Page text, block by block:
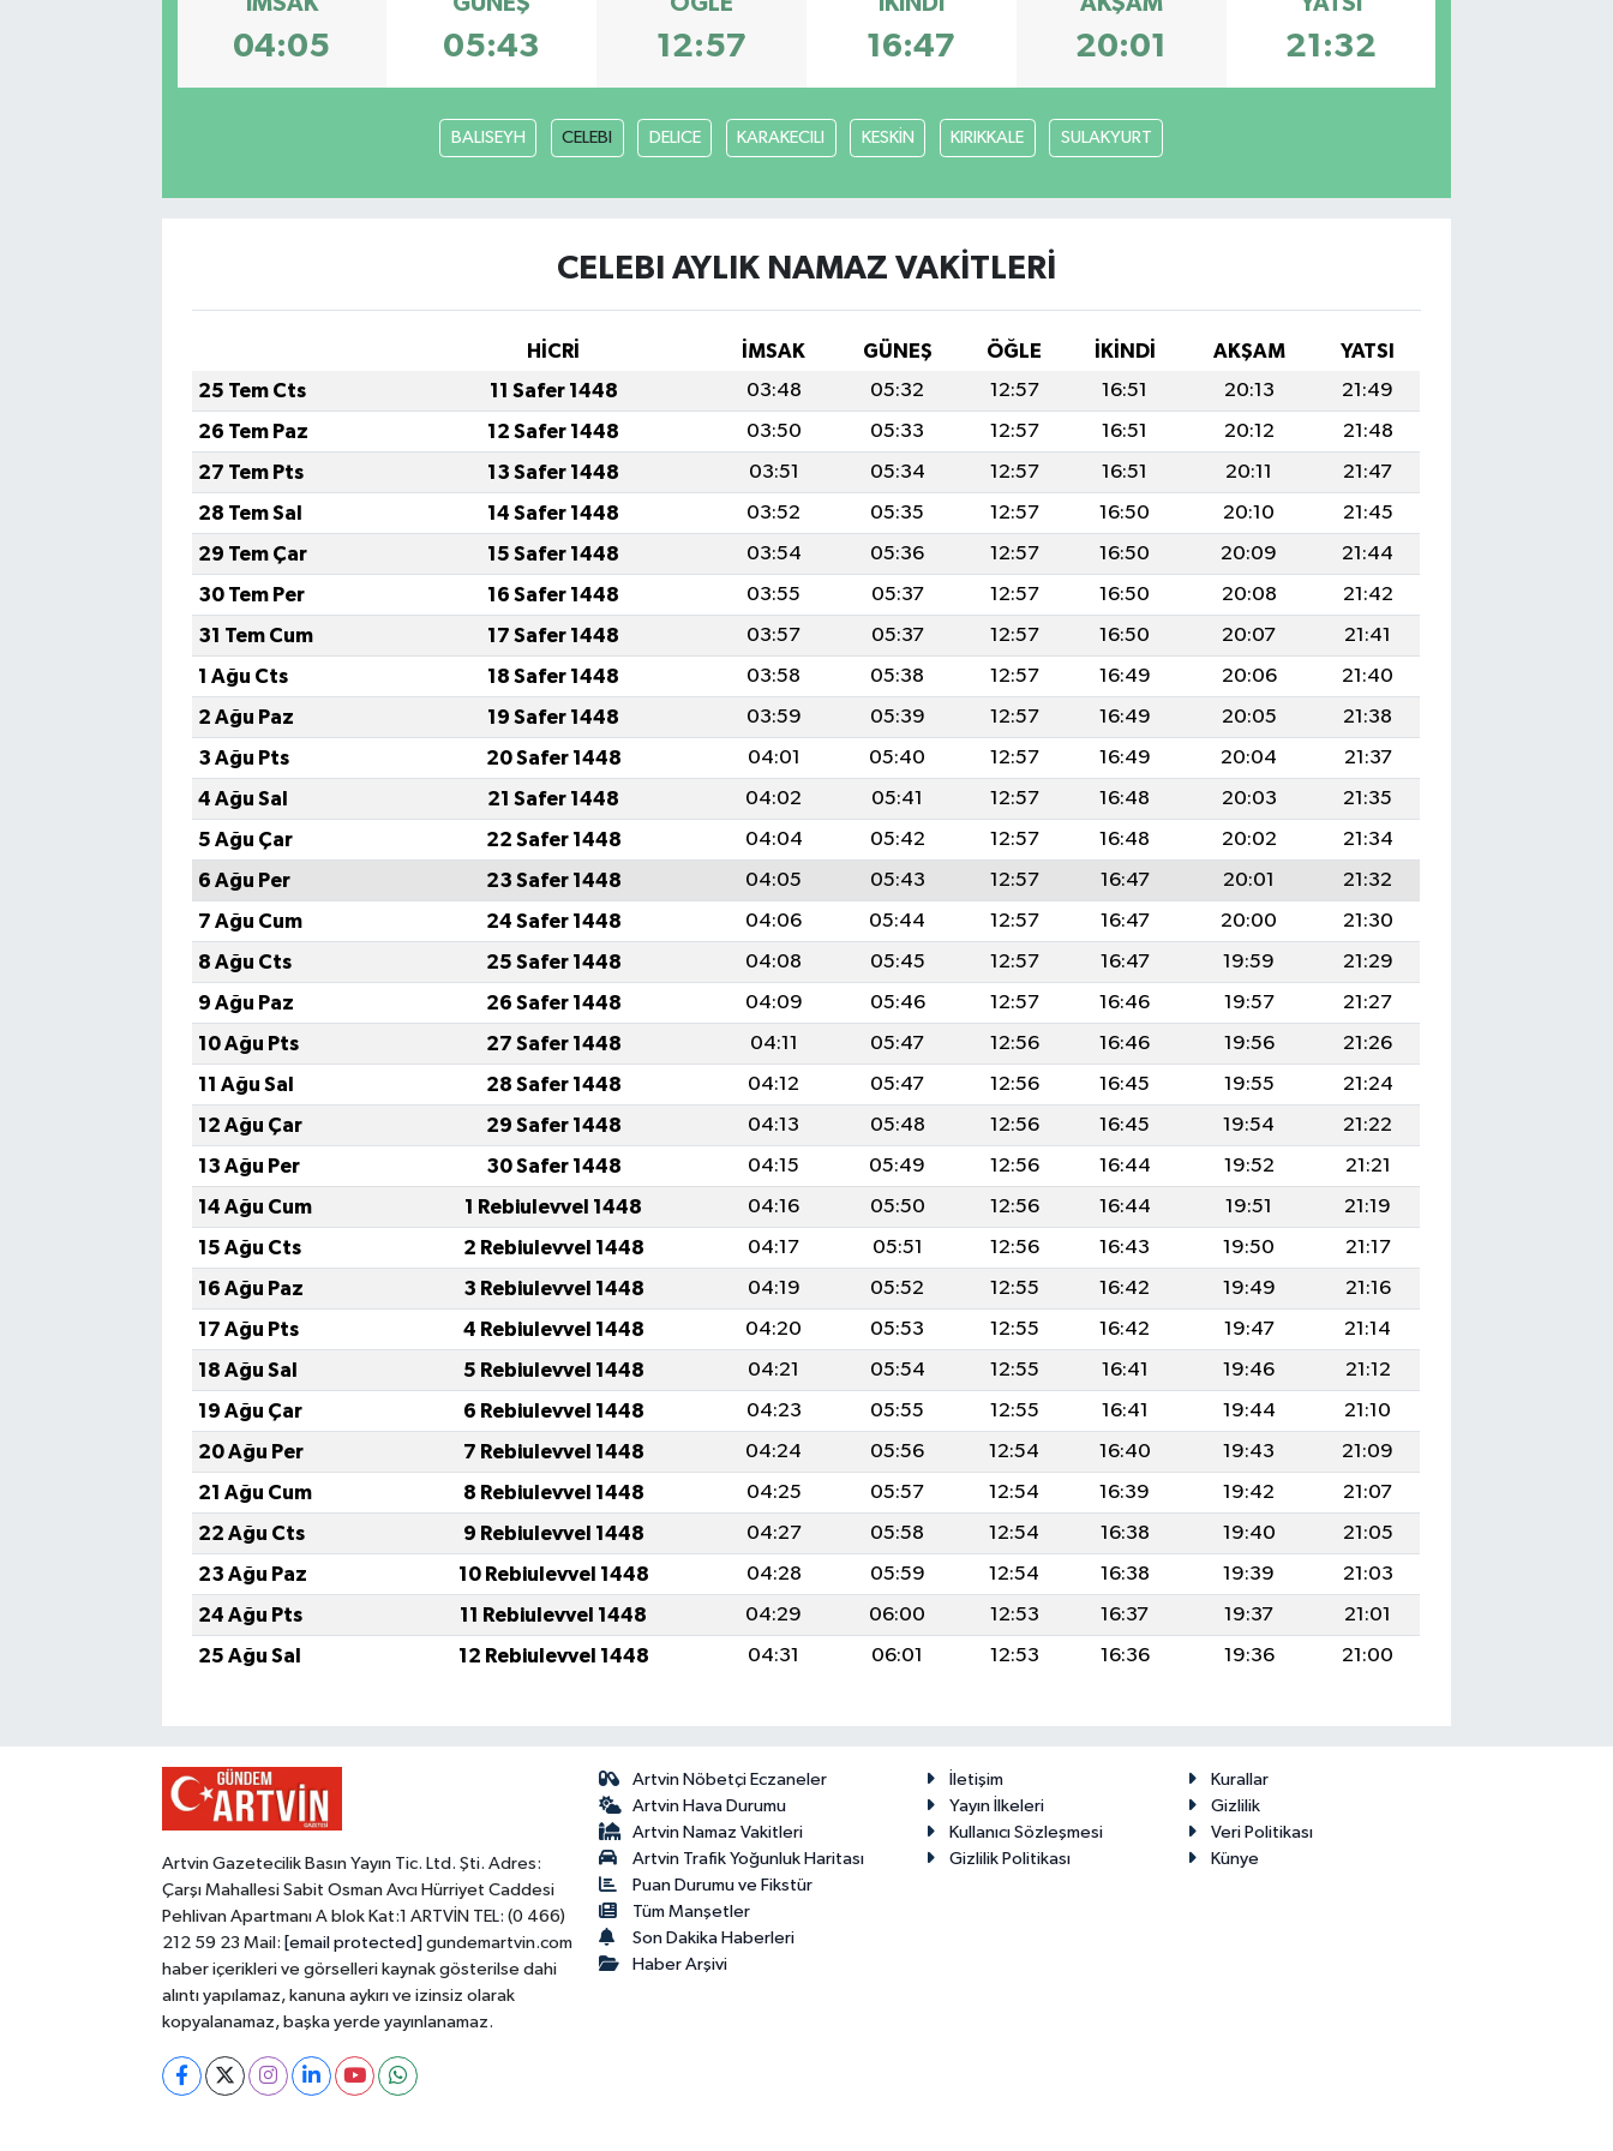
04:05 05:43 12:57 16:47 20:01 21:32
BALISEYH CELEBI DELICE KARAKECILI KESKİN KIRIKKALE SULAKYURT
CELEBI AYLIK NAMAZ VAKITLERI
HİCRİ İMSAK GÜNEŞ ÖĞLE İKINDI AKŞAM
YATSI
25 Tem Cts
11 Safer 1448 03:48 05:32 12:57 16:51 20:13
21:49
26 Tem Paz
12 Safer 1448 03:50 05:33 12:57 16:51 20:12
21:48
27 Tem Pts
13 Safer 1448 03:51 05:34 12:57 16:51 20:11
21:47
28 Tem Sal
14 Safer 1448 03:52 05:35 12:57 16:50 20:10
21:45
29 Tem Çar
15 Safer 1448 03:54 05:36 12:57 16:50 20:09
21:44
30 Tem Per
16 Safer 1448 03:55 05:37 12:57 16:50 20:08
21:42
31 Tem Cum
17 Safer 1448 03:57 05:37 12:57 16:50 20:07
21:41
1 Ağu Cts
18 Safer 1448 03:58 05:38 12:57 16:49 20:06
21:40
2 Ağu Paz
19 Safer 1448 03:59 05:39 12:57 16:49 20:05
21:38
3 Ağu Pts
20 Safer 1448 04:01 05:40 12:57 16:49 20:04
21:37
4 Ağu Sal
21 Safer 1448 04:02 05:41 12:57 16:48 20:03
21:35
5 Ağu Çar
22 Safer 1448 04:04 05:42 12:57 16:48 20:02
21:34
6 Ağu Per
23 Safer 1448 04:05 05:43 12:57 16:47 20:01
21:32
7 Ağu Cum
24 Safer 1448 04:06 05:44 12:57 16:47 20:00
21:30
8 Ağu Cts
25 Safer 1448 04:08 05:45 12:57 16:47 19:59
21:29
9 Ağu Paz
26 Safer 1448 04:09 05:46 12:57 16:46 19:57
21:27
10 Ağu Pts
27 Safer 1448 04:11 05:47 12:56 16:46 19:56
21:26
11 Ağu Sal
28 Safer 1448 04:12 05:47 12:56 16:45 19:55
21:24
12 Ağu Çar
29 Safer 1448 04:13 05:48 12:56 16:45 19:54
21:22
13 Ağu Per
30 Safer 1448 04:15 05:49 12:56 16:44 19:52
21:21
14 Ağu Cum
1 Rebiulevvel 1448 04:16 05:50 12:56 16:44 19:51
21:19
15 Ağu Cts
2 Rebiulevvel 1448 04:17 05:51 12:56 16:43 19:50
21:17
16 Ağu Paz
3 Rebiulevvel 1448 04:19 05:52 12:55 16:42 19:49
21:16
17 Ağu Pts
4 Rebiulevvel 1448 04:20 05:53 12:55 16:42 19:47
21:14
18 Ağu Sal
5 Rebiulevvel 1448 04:21 05:54 12:55 16:41 19:46
21:12
19 Ağu Çar
6 Rebiulevvel 1448 04:23 05:55 12:55 16:41 19:44
21:10
20 Ağu Per
7 Rebiulevvel 1448 04:24 05:56 12:54 16:40 19:43
21:09
21 Ağu Cum
8 Rebiulevvel 1448 04:25 05:57 12:54 16:39 19:42
21:07
22 Ağu Cts
9 Rebiulevvel 1448 04:27 05:58 12:54 16:38 19:40
21:05
23 Ağu Paz
10 Rebiulevvel 1448 04:28 05:59 12:54 16:38 19:39
21:03
24 Ağu Pts
11 Rebiulevvel 1448 04:29 06:00 12:53 16:37 19:37
21:01
25 Ağu Sal
12 Rebiulevvel 1448 04:31 06:01 12:53 16:36 19:36 21:00
Artvin Gazetecilik Basın Yayın Tic. Ltd. Şti. Adres:
Çarşı Mahallesi Sabit Osman Avcı Hürriyet Caddesi
Pehlivan Apartmanı A blok Kat:1 ARTVİN TEL: (0 466)
212 59 23 Mail: [email protected] gundemartvin.com
haber içerikleri ve görselleri kaynak gösterilse dahi
alıntı yapılamaz, kanuna aykırı ve izinsiz olarak
kopyalanamaz, başka yerde yayınlanamaz.
Artvin Nöbetçi Eczaneler
Artvin Hava Durumu
Artvin Namaz Vakitleri
Artvin Trafik Yoğunluk Haritası
Puan Durumu ve Fikstür
Tüm Manşetler
Son Dakika Haberleri
Haber Arşivi
İletişim
Kurallar
Yayın İlkeleri
Gizlilik
Kullanıcı Sözleşmesi
Veri Politikası
Gizlilik Politikası
Künye